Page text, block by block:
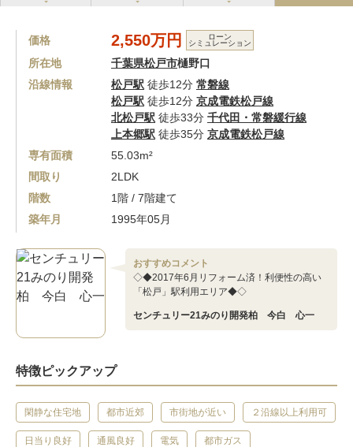
価格 2,550万円 ローン
シミュレーション
所在地 千葉県松戸市樋野口
沿線情報
松戸駅 徒歩12分 常磐線
松戸駅 徒歩12分 京成電鉄松戸線
北松戸駅 徒歩33分 千代田・常磐緩行線
上本郷駅 徒歩35分 京成電鉄松戸線
専有面積
55.03m²
間取り
2LDK
階数
1階 / 7階建て
築年月
1995年05月
おすすめコメント
◇◆2017年6月リフォーム済！利便性の高い
「松戸」駅利用エリア◆◇
センチュリー21みのり開発柏 今白 心一
特徴ピックアップ
閑静な住宅地 都市近郊 市街地が近い ２沿線以上利用可
日当り良好 通風良好 電気 都市ガス